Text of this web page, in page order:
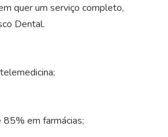
quer um serviço completo,
Dental.
em farmácias;